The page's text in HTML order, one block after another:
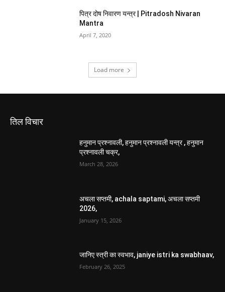
पित्र दोष निवारण यन्त्र | Pitradosh Nivaran
Mantra
April 7, 2020
Load more
तिल विचार
हनुमान प्रश्नावली, हनुमान प्रश्नावली यन्त्र , हनुमान
प्रश्नावली चक्र,
March 28, 2026
अचला सप्तमी, achala saptami, अचला सप्तमी
2026,
January 15, 2026
जानिए स्त्री का स्वभाव, janiye istri ka swabhaav,
February 26, 2025